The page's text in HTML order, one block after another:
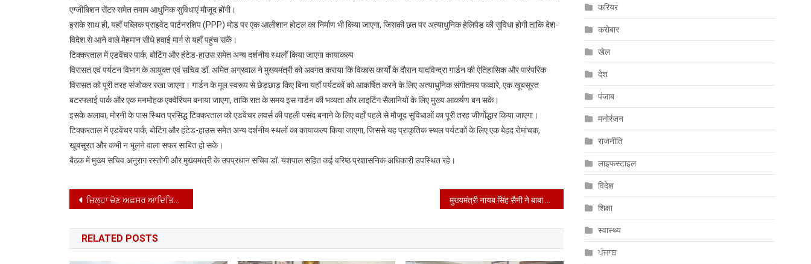
होगी
एग्जीबिशन सेंटर समेत तमाम आधुनिक सुविधाएं मौजूद होंगी।
इसके साथ ही, यहाँ पब्लिक प्राइवेट पार्टनरशिप (PPP) मोड पर एक आलीशान होटल का निर्माण भी किया जाएगा, जिसकी छत पर अत्याधुनिक हेलिपैड की सुविधा होगी ताकि देश-
विदेश से आने वाले मेहमान सीधे हवाई मार्ग से यहाँ पहुंच सकें।
टिक्करताल में एडवेंचर पार्क, बोटिंग और हंटेड-हाउस समेत अन्य दर्शनीय स्थलों किया जाएगा कायाकल्प
विरासत एवं पर्यटन विभाग के आयुक्त एवं सचिव डॉ. अमित अग्रवाल ने मुख्यमंत्री को अवगत कराया कि विकास कार्यों के दौरान यादविन्द्रा गार्डन की ऐतिहासिक और पारंपरिक
विरासत को पूरी तरह संजोकर रखा जाएगा। गार्डन के मूल स्वरूप से छेड़छाड़ किए बिना यहाँ पर्यटकों को आकर्षित करने के लिए अत्याधुनिक संगीतमय फव्वारे, एक खूबसूरत
बटरफ्लाई पार्क और एक मनमोहक एक्वेरियम बनाया जाएगा, ताकि रात के समय इस गार्डन की भव्यता और लाइटिंग सैलानियों के लिए मुख्य आकर्षण बन सके।
इसके अलावा, मोरनी के पास स्थित प्रसिद्ध टिक्करताल को एडवेंचर लवर्स की पहली पसंद बनाने के लिए वहाँ पहले से मौजूद सुविधाओं का पूरी तरह जीर्णोद्धार किया जाएगा।
टिक्करताल में एडवेंचर पार्क, बोटिंग और हंटेड-हाउस समेत अन्य दर्शनीय स्थलों का कायाकल्प किया जाएगा, जिससे यह प्राकृतिक स्थल पर्यटकों के लिए एक बेहद रोमांचक,
खूबसूरत और कभी न भूलने वाला सफर साबित हो सके।
बैठक में मुख्य सचिव अनुराग रस्तोगी और मुख्यमंत्री के उपप्रधान सचिव डॉ. यशपाल सहित कई वरिष्ठ प्रशासनिक अधिकारी उपस्थित रहे।
Post
navigation
ਜ਼ਿਲ੍ਹਾ ਚੋਣ ਅਫ਼ਸਰ ਆਦਿਤਿਆ ਉੱਪਲ ਦੀ ਪ੍ਰਧਾਨਗੀ ਹੇਠ ਜ਼ਿਲ੍ਹੇ ਅੰਦਰ ਚੱਲ ਰਹੀ ਸਪੈਸ਼ਲ ਇੰਨਟੈਂਸਿਵ ਰਵੀਜ਼ਨ ਦੀ ਪ੍ਰਕਿਰਿਆ ਸਬੰਧੀ ਚੋਣ ਅਧਿਕਾਰੀਆਂ ਨਾਲ ਰੀਵਿਊ ਮੀਟਿੰਗ
RELATED POSTS
करियर
करोबार
खेल
देश
पंजाब
मनोरंजन
राजनीति
लाइफस्टाइल
विदेश
शिक्षा
स्वास्थ्य
ਪੰਜਾਬ